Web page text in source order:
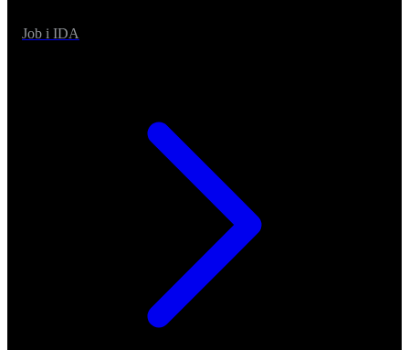
Job i IDA